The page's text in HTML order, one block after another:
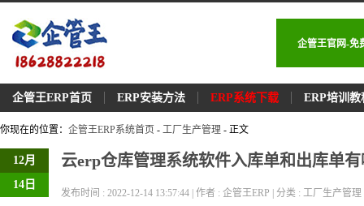
企管王官网-免
企管王ERP首页 ERP安装方法 ERP系统下载 ERP培训教
你现在的位置： 企管王ERP系统首页 - 工厂生产管理 - 正文
12月
14日
云erp仓库管理系统软件入库单和出库单
发布时间 : 2022-12-14 13:57:44 | 作者 : 企管王ERP | 分类 : 工厂生产管理